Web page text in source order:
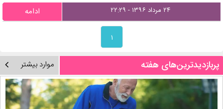
۲۴ مرداد ۱۳۹۶ - ۲۲:۲۹ ادامه
۱
پربازدیدترین‌های هفته موارد بیشتر